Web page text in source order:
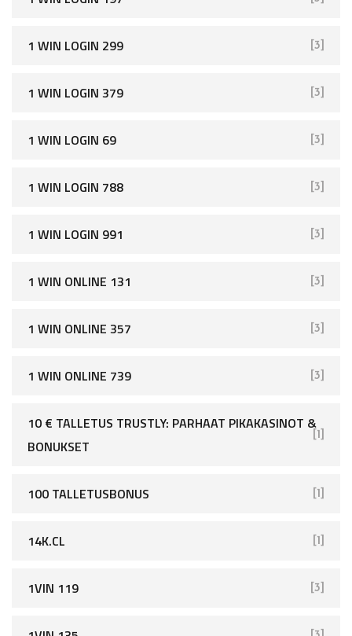
1 WIN LOGIN 299 [3]
1 WIN LOGIN 379 [3]
1 WIN LOGIN 69 [3]
1 WIN LOGIN 788 [3]
1 WIN LOGIN 991 [3]
1 WIN ONLINE 131 [3]
1 WIN ONLINE 357 [3]
1 WIN ONLINE 739 [3]
10 € TALLETUS TRUSTLY: PARHAAT PIKAKASINOT &
BONUKSET
[1]
100 TALLETUSBONUS [1]
14K.CL [1]
1VIN 119 [3]